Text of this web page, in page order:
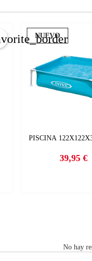
PISCINA
Precio
39,95 €
NUEVO
No hay